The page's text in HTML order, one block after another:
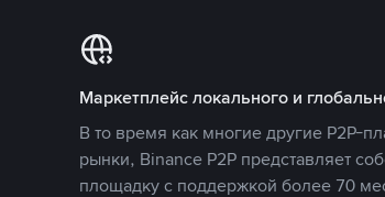
Маркетплейс локального и
В то время как многие другие P2P-
рынки, Binance P2P представляет
площадку с поддержкой более 70